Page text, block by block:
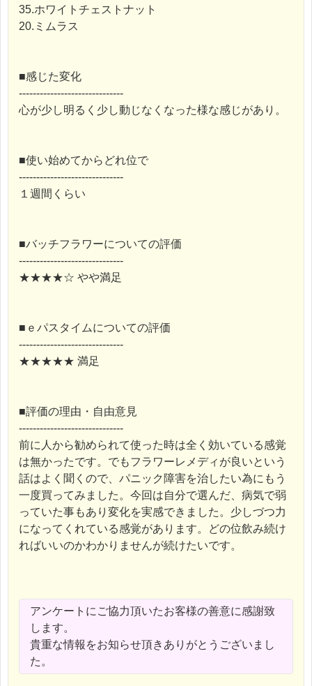
35.ホワイトチェストナット
20.ミムラス
■感じた変化
------------------------------
心が少し明るく少し動じなくなった様な感じがあり。
■使い始めてからどれ位で
------------------------------
１週間くらい
■バッチフラワーについての評価
------------------------------
★★★★☆ やや満足
■ｅパスタイムについての評価
------------------------------
★★★★★ 満足
■評価の理由・自由意見
------------------------------
前に人から勧められて使った時は全く効いている感覚
は無かったです。でもフラワーレメディが良いという
話はよく聞くので、パニック障害を治したい為にもう
一度買ってみました。今回は自分で選んだ、病気で弱
っていた事もあり変化を実感できました。少しづつ力
になってくれている感覚があります。どの位飲み続け
ればいいのかわかりませんが続けたいです。
アンケートにご協力頂いたお客様の善意に感謝致
します。
貴重な情報をお知らせ頂きありがとうございまし
た。